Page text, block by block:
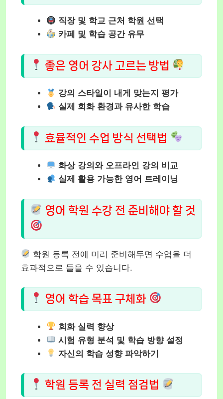
직장 및 학교 근처 학원 선택
카페 및 학습 공간 유무
좋은 영어 강사 고르는 방법
강의 스타일이 내게 맞는지 평가
실제 회화 환경과 유사한 학습
효율적인 수업 방식 선택법
화상 강의와 오프라인 강의 비교
실제 활용 가능한 영어 트레이닝
영어 학원 수강 전 준비해야 할 것
학원 등록 전에 미리 준비해두면 수업을 더
효과적으로 들을 수 있습니다.
영어 학습 목표 구체화
회화 실력 향상
시험 유형 분석 및 학습 방향 설정
자신의 학습 성향 파악하기
학원 등록 전 실력 점검법